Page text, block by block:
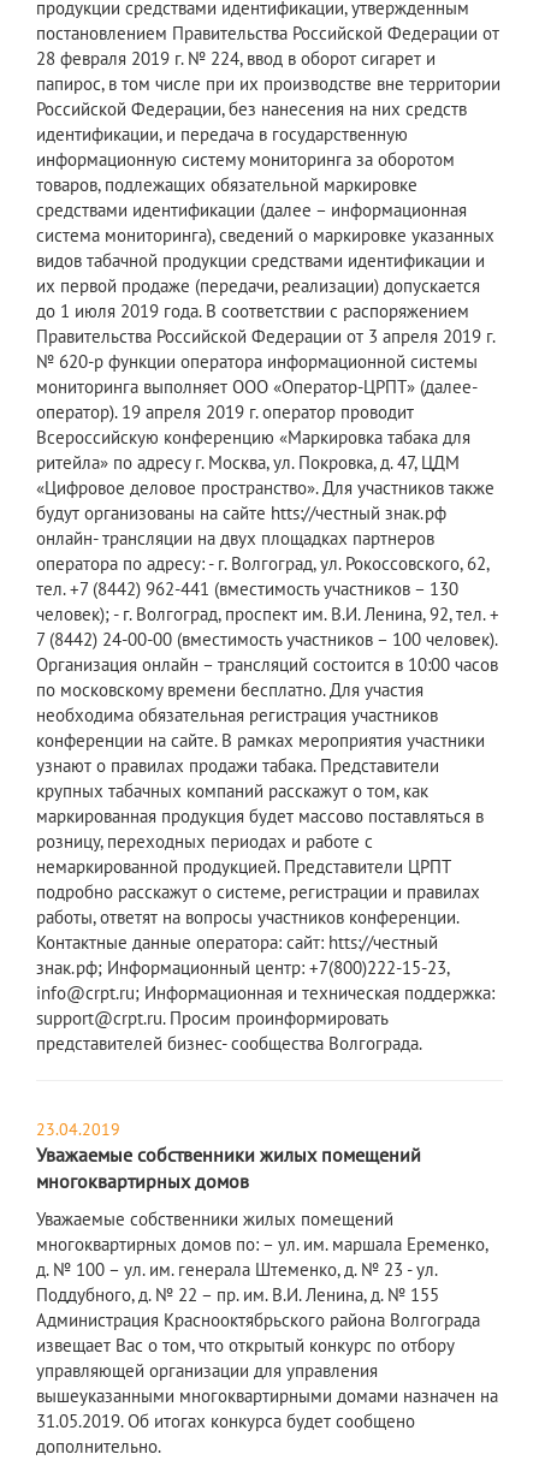
продукции средствами идентификации, утвержденным
постановлением Правительства Российской Федерации от
28 февраля 2019 г. № 224, ввод в оборот сигарет и
папирос, в том числе при их производстве вне территории
Российской Федерации, без нанесения на них средств
идентификации, и передача в государственную
информационную систему мониторинга за оборотом
товаров, подлежащих обязательной маркировке
средствами идентификации (далее – информационная
система мониторинга), сведений о маркировке указанных
видов табачной продукции средствами идентификации и
их первой продаже (передачи, реализации) допускается
до 1 июля 2019 года. В соответствии с распоряжением
Правительства Российской Федерации от 3 апреля 2019 г.
№ 620-р функции оператора информационной системы
мониторинга выполняет ООО «Оператор-ЦРПТ» (далее-
оператор). 19 апреля 2019 г. оператор проводит
Всероссийскую конференцию «Маркировка табака для
ритейла» по адресу г. Москва, ул. Покровка, д. 47, ЦДМ
«Цифровое деловое пространство». Для участников также
будут организованы на сайте htts://честный знак.рф
онлайн- трансляции на двух площадках партнеров
оператора по адресу: - г. Волгоград, ул. Рокоссовского, 62,
тел. +7 (8442) 962-441 (вместимость участников – 130
человек); - г. Волгоград, проспект им. В.И. Ленина, 92, тел. +
7 (8442) 24-00-00 (вместимость участников – 100 человек).
Организация онлайн – трансляций состоится в 10:00 часов
по московскому времени бесплатно. Для участия
необходима обязательная регистрация участников
конференции на сайте. В рамках мероприятия участники
узнают о правилах продажи табака. Представители
крупных табачных компаний расскажут о том, как
маркированная продукция будет массово поставляться в
розницу, переходных периодах и работе с
немаркированной продукцией. Представители ЦРПТ
подробно расскажут о системе, регистрации и правилах
работы, ответят на вопросы участников конференции.
Контактные данные оператора: сайт: htts://честный
знак.рф; Информационный центр: +7(800)222-15-23,
info@crpt.ru; Информационная и техническая поддержка:
support@crpt.ru. Просим проинформировать
представителей бизнес- сообщества Волгограда.
23.04.2019
Уважаемые собственники жилых помещений
многоквартирных домов
Уважаемые собственники жилых помещений
многоквартирных домов по: – ул. им. маршала Еременко,
д. № 100 – ул. им. генерала Штеменко, д. № 23 - ул.
Поддубного, д. № 22 – пр. им. В.И. Ленина, д. № 155
Администрация Краснооктябрьского района Волгограда
извещает Вас о том, что открытый конкурс по отбору
управляющей организации для управления
вышеуказанными многоквартирными домами назначен на
31.05.2019. Об итогах конкурса будет сообщено
дополнительно.